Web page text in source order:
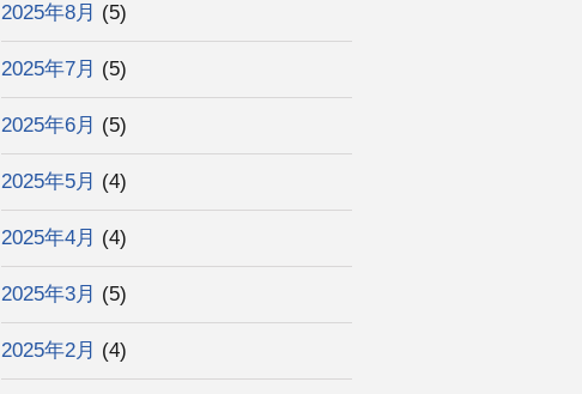
2025年8月 (5)
2025年7月 (5)
2025年6月 (5)
2025年5月 (4)
2025年4月 (4)
2025年3月 (5)
2025年2月 (4)